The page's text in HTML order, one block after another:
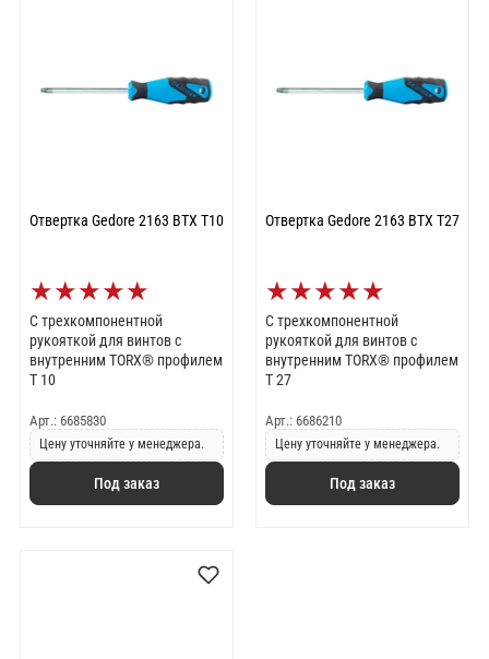
Отвертка Gedore 2163 BTX T10
★★★★★
C трехкомпонентной
рукояткой для винтов с
внутренним TORX® профилем
T 10
Арт.: 6685830
Цену уточняйте у менеджера.
Под заказ
Отвертка Gedore 2163 BTX T27
★★★★★
С трехкомпонентной
рукояткой для винтов с
внутренним TORX® профилем
T 27
Арт.: 6686210
Цену уточняйте у менеджера.
Под заказ